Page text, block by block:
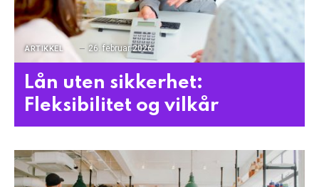
ARTIKKEL 26. februar 2026
Lån uten sikkerhet:
Fleksibilitet og vilkår